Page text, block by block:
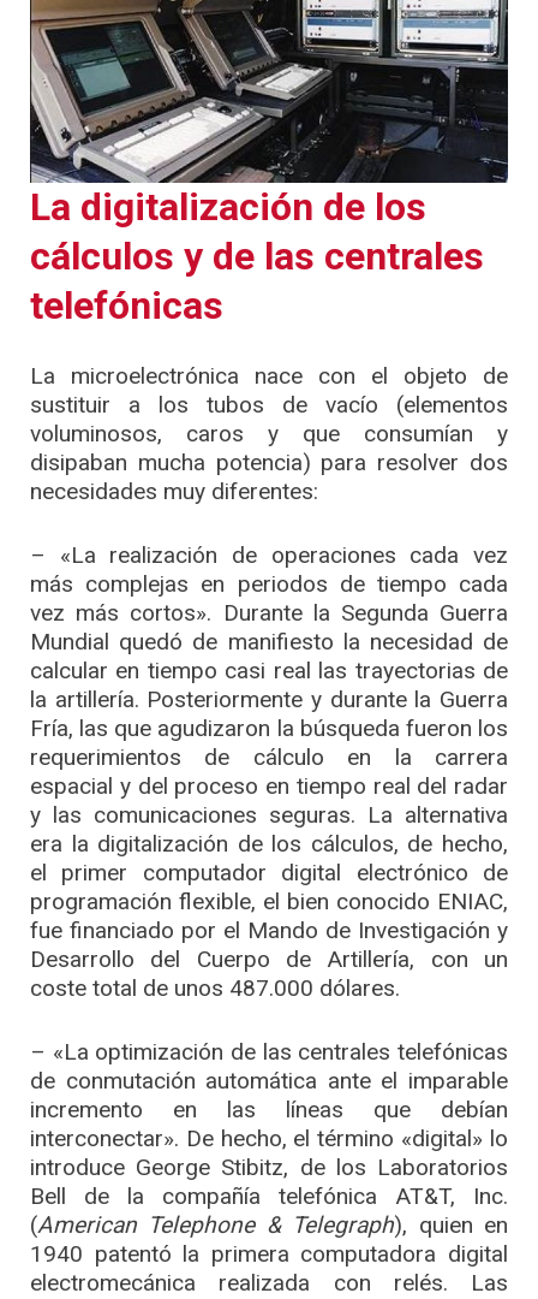
La digitalización de los
cálculos y de las centrales
telefónicas
La microelectrónica nace con el objeto de
sustituir a los tubos de vacío (elementos
voluminosos, caros y que consumían y
disipaban mucha potencia) para resolver dos
necesidades muy diferentes:
– «La realización de operaciones cada vez
más complejas en periodos de tiempo cada
vez más cortos». Durante la Segunda Guerra
Mundial quedó de manifiesto la necesidad de
calcular en tiempo casi real las trayectorias de
la artillería. Posteriormente y durante la Guerra
Fría, las que agudizaron la búsqueda fueron los
requerimientos de cálculo en la carrera
espacial y del proceso en tiempo real del radar
y las comunicaciones seguras. La alternativa
era la digitalización de los cálculos, de hecho,
el primer computador digital electrónico de
programación flexible, el bien conocido ENIAC,
fue financiado por el Mando de Investigación y
Desarrollo del Cuerpo de Artillería, con un
coste total de unos 487.000 dólares.
– «La optimización de las centrales telefónicas
de conmutación automática ante el imparable
incremento en las líneas que debían
interconectar». De hecho, el término «digital» lo
introduce George Stibitz, de los Laboratorios
Bell de la compañía telefónica AT&T, Inc.
(American Telephone & Telegraph), quien en
1940 patentó la primera computadora digital
electromecánica realizada con relés. Las